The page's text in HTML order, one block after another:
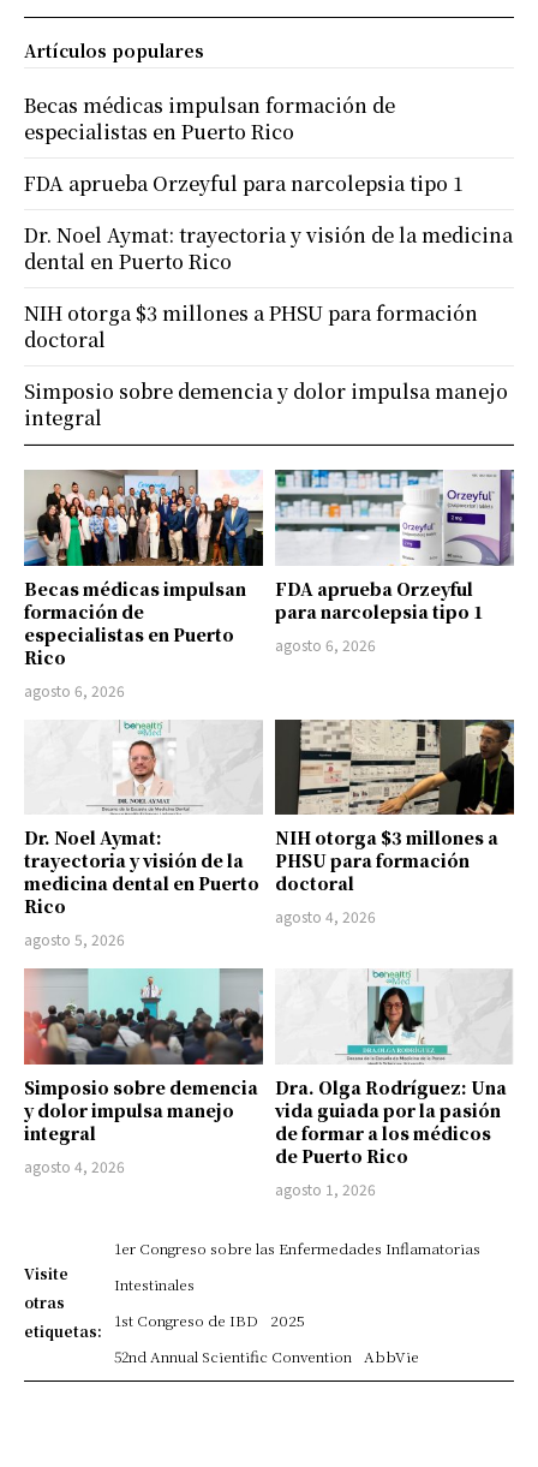
Becas médicas impulsan
formación de
especialistas en Puerto
Rico
agosto 6, 2026
FDA aprueba Orzeyful
para narcolepsia tipo 1
agosto 6, 2026
Dr. Noel Aymat:
trayectoria y visión de la
medicina dental en Puerto
Rico
agosto 5, 2026
NIH otorga $3 millones a
PHSU para formación
doctoral
agosto 4, 2026
Simposio sobre demencia
y dolor impulsa manejo
integral
agosto 4, 2026
Dra. Olga Rodríguez: Una
vida guiada por la pasión
de formar a los médicos
de Puerto Rico
agosto 1, 2026
Visite
otras
etiquetas:
1er Congreso sobre las Enfermedades Inflamatorias
Intestinales
1st Congreso de IBD
2025
52nd Annual Scientific Convention
AbbVie
Artículos populares
Becas médicas impulsan formación de
especialistas en Puerto Rico
FDA aprueba Orzeyful para narcolepsia tipo 1
Dr. Noel Aymat: trayectoria y visión de la medicina
dental en Puerto Rico
NIH otorga $3 millones a PHSU para formación
doctoral
Simposio sobre demencia y dolor impulsa manejo
integral